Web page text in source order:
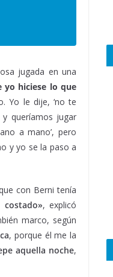
jugada en una
yo hiciese lo que
Yo le dije, ‘no te
y queríamos jugar
a mano’, pero
y yo se la paso a
con Berni tenía
, explicó
marco, según
, porque él me la
aquella noche,